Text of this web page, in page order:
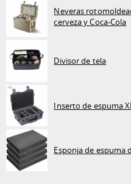
Neveras
cerveza y Coca-Cola
Divisor de tela
Inserto de espuma
Esponja de espuma